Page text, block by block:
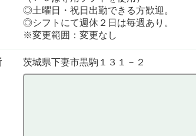
◎土曜日・祝日出勤できる方歓迎。
◎シフトにて週休２日は毎週あり。
※変更範囲：変更なし
茨城県下妻市黒駒１３１－２